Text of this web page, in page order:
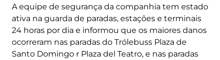
A equipe de segurança da companhia tem estado
ativa na guarda de paradas, estações e terminais
24 horas por dia e informou que os maiores danos
ocorreram nas paradas do Trólebuss Plaza de
Santo Domingo r Plaza del Teatro, e nas paradas